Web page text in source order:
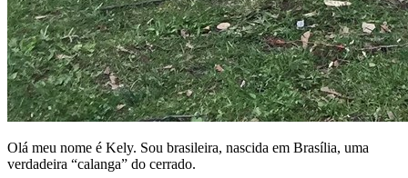
Olá meu nome é Kely. Sou brasileira, nascida em Brasília, uma
verdadeira “calanga” do cerrado.